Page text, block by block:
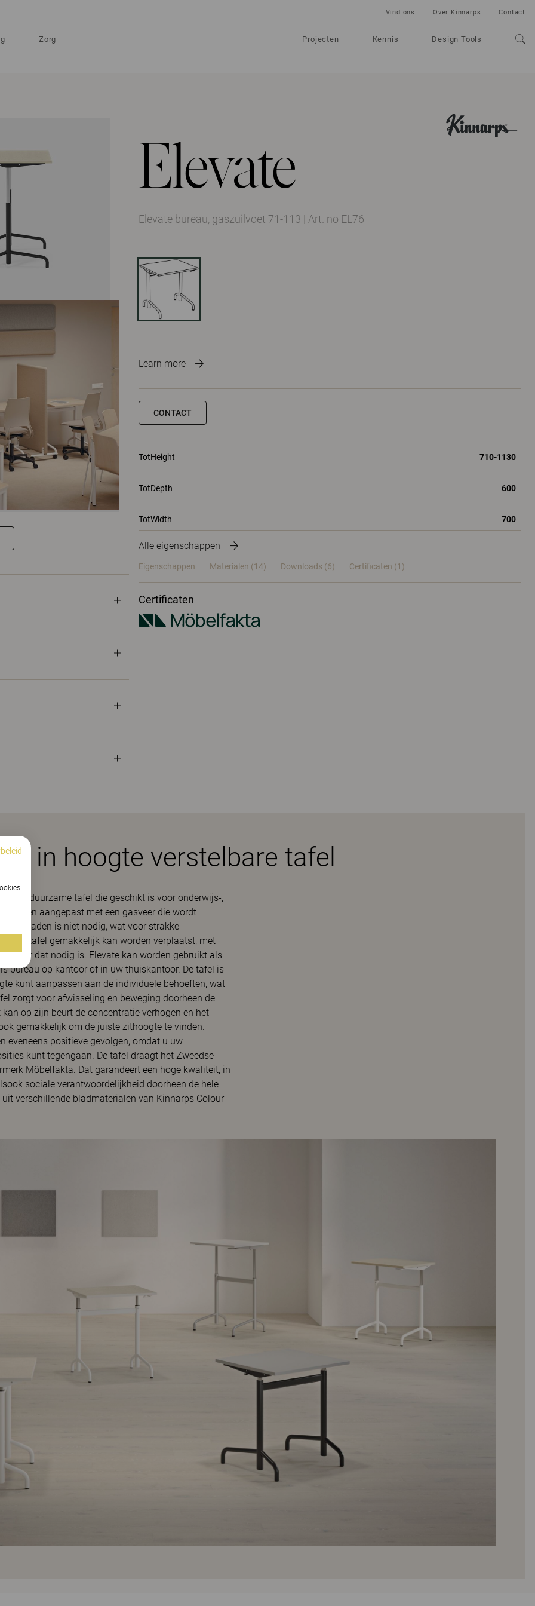
Zorg Projecten Kennis Design Tools
Vind ons Over Kinnarps Contact
Elevate
Elevate bureau, gaszuilvoet 71-113 | Art. no EL76
Learn more
CONTACT
TotHeight 710-1130
TotDepth 600
TotWidth 700
Alle eigenschappen
Eigenschappen Materialen (14) Downloads (6) Certificaten (1)
Certificaten
in hoogte verstelbare tafel
en duurzame tafel die geschikt is voor onderwijs-,
aangepast met een gasveer die wordt
of opladen is niet nodig, wat voor strakke
de tafel gemakkelijk kan worden verplaatst, met
dat nodig is. Elevate kan worden gebruikt als
bureau op kantoor of in uw thuiskantoor. De tafel is
kunt aanpassen aan de individuele behoeften, wat
zorgt voor afwisseling en beweging doorheen de
op zijn beurt de concentratie verhogen en het
gemakkelijk om de juiste zithoogte te vinden.
eveneens positieve gevolgen, omdat u uw
kunt tegengaan. De tafel draagt het Zweedse
Möbelfakta. Dat garandeert een hoge kwaliteit, in
sociale verantwoordelijkheid doorheen de hele
verschillende bladmaterialen van Kinnarps Colour